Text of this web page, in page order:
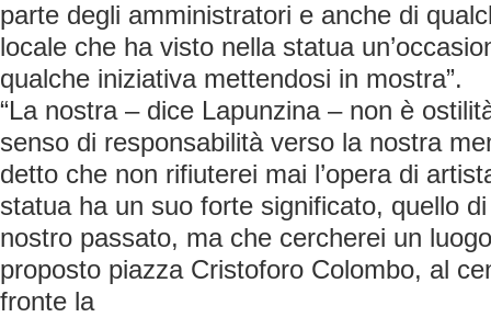
parte degli amministratori e anche di
locale che ha visto nella statua
qualche iniziativa mettendosi in mostra”.
“La nostra – dice Lapunzina – non è
senso di responsabilità verso la nostra
detto che non rifiuterei mai l’opera di
statua ha un suo forte significato, quello
nostro passato, ma che cercherei un
proposto piazza Cristoforo Colombo, al
fronte la